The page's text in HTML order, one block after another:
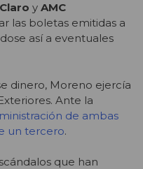
y AMC
las boletas emitidas a
así a eventuales
dinero, Moreno ejercía
Ante la
de ambas
un tercero.
que han